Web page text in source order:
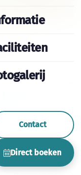
Contact
Direct boeken
komen in de
Er zijn vele
hetNatuurpark
dat direct
is voor elke
route te
Alcaucín van